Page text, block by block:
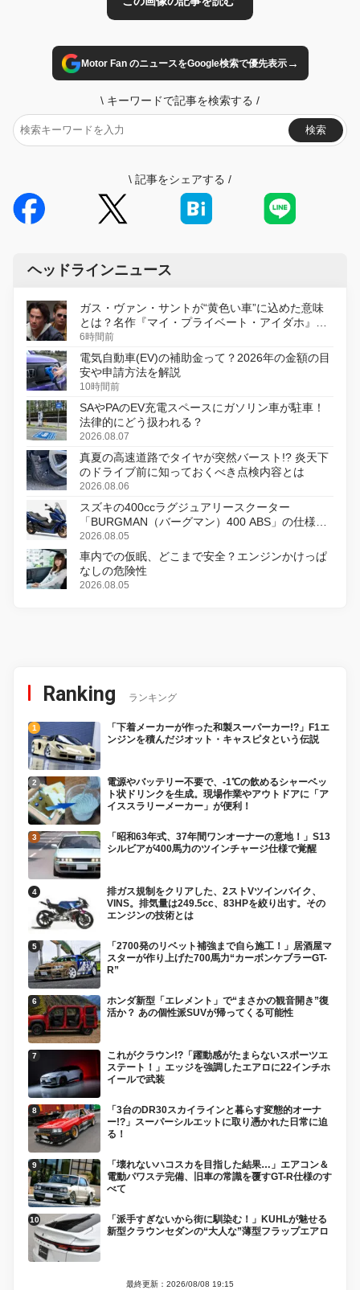
Motor Fan のニュースをGoogle検索で優先表示→
\ キーワードで記事を検索する /
検索
\ 記事をシェアする /
ヘッドラインニュース
ガス・ヴァン・サントが“黄色い車”に込めた意味
とは？名作『マイ・プライベート・アイダホ』が
初のデジタルリマスター版で復活
6時間前
電気自動車(EV)の補助金って？2026年の金額の目
安や申請方法を解説
10時間前
SAやPAのEV充電スペースにガソリン車が駐車！
法律的にどう扱われる？
2026.08.07
真夏の高速道路でタイヤが突然バースト!? 炎天下
のドライブ前に知っておくべき点検内容とは
2026.08.06
スズキの400ccラグジュアリースクーター
「BURGMAN（バーグマン）400 ABS」の仕様を
変更し、8月18日に発売
2026.08.05
車内での仮眠、どこまで安全？エンジンかけっぱ
なしの危険性
2026.08.05
Ranking ランキング
「下着メーカーが作った和製スーパーカー!?」F1エ
ンジンを積んだジオット・キャスピタという伝説
電源やバッテリー不要で、-1℃の飲めるシャーベッ
ト状ドリンクを生成。現場作業やアウトドアに「ア
イススラリーメーカー」が便利！
「昭和63年式、37年間ワンオーナーの意地！」S13
シルビアが400馬力のツインチャージ仕様で覚醒
排ガス規制をクリアした、2ストVツインバイク、
VINS。排気量は249.5cc、83HPを絞り出す。その
エンジンの技術とは
「2700発のリベット補強まで自ら施工！」居酒屋マ
スターが作り上げた700馬力“カーボンケブラーGT-
R”
ホンダ新型「エレメント」で“まさかの観音開き”復
活か？ あの個性派SUVが帰ってくる可能性
これがクラウン!?「躍動感がたまらないスポーツエ
ステート！」エッジを強調したエアロに22インチホ
イールで武装
「3台のDR30スカイラインと暮らす変態的オーナ
ー!?」スーパーシルエットに取り憑かれた日常に迫
る！
「壊れないハコスカを目指した結果…」エアコン＆
電動パワステ完備、旧車の常識を覆すGT-R仕様のす
べて
「派手すぎないから街に馴染む！」KUHLが魅せる
新型クラウンセダンの“大人な”薄型フラップエアロ
最終更新：2026/08/08 19:15